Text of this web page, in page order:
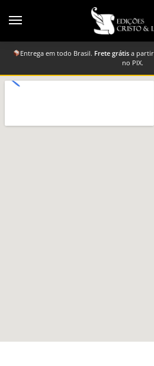
Entrega em todo Brasil. Frete grátis a
no PIX.